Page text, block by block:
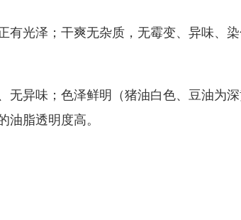
有光泽；干爽无杂质，无霉变、异味、染
无异味；色泽鲜明（猪油白色、豆油为
油脂透明度高。